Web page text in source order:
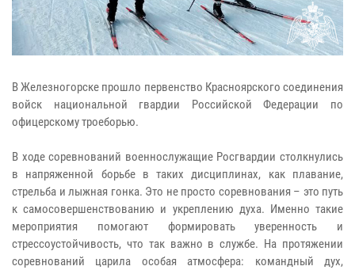
В Железногорске прошло первенство Красноярского соединения
войск национальной гвардии Российской Федерации по
офицерскому троеборью.
В ходе соревнований военнослужащие Росгвардии столкнулись
в напряженной борьбе в таких дисциплинах, как плавание,
стрельба и лыжная гонка. Это не просто соревнования – это путь
к самосовершенствованию и укреплению духа. Именно такие
мероприятия помогают формировать уверенность и
стрессоустойчивость, что так важно в службе. На протяжении
соревнований царила особая атмосфера: командный дух,